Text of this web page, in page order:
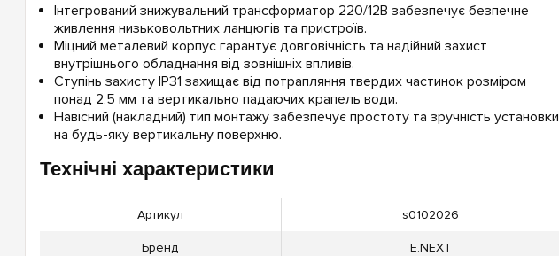
Інтегрований знижувальний трансформатор 220/12В забезпечує безпечне
живлення низьковольтних ланцюгів та пристроїв.
Міцний металевий корпус гарантує довговічність та надійний захист
внутрішнього обладнання від зовнішніх впливів.
Ступінь захисту IP31 захищає від потрапляння твердих частинок розміром
понад 2,5 мм та вертикально падаючих крапель води.
Навісний (накладний) тип монтажу забезпечує простоту та зручність установки
на будь-яку вертикальну поверхню.
Технічні характеристики
Артикул s0102026
Бренд E.NEXT